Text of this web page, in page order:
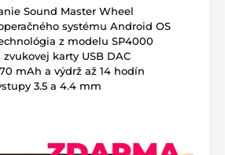
Sound Master Wheel
systému Android OS
z modelu SP4000
karty USB DAC
mAh a výdrž až 14 hodín
3.5 a 4.4 mm